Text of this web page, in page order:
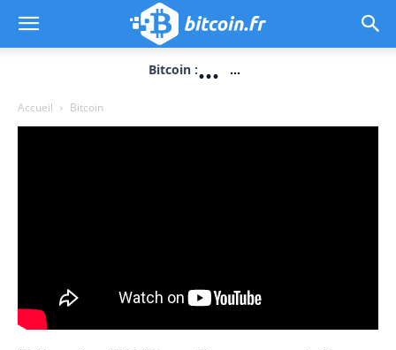
Bitcoin :... ...
Accueil Bitcoin